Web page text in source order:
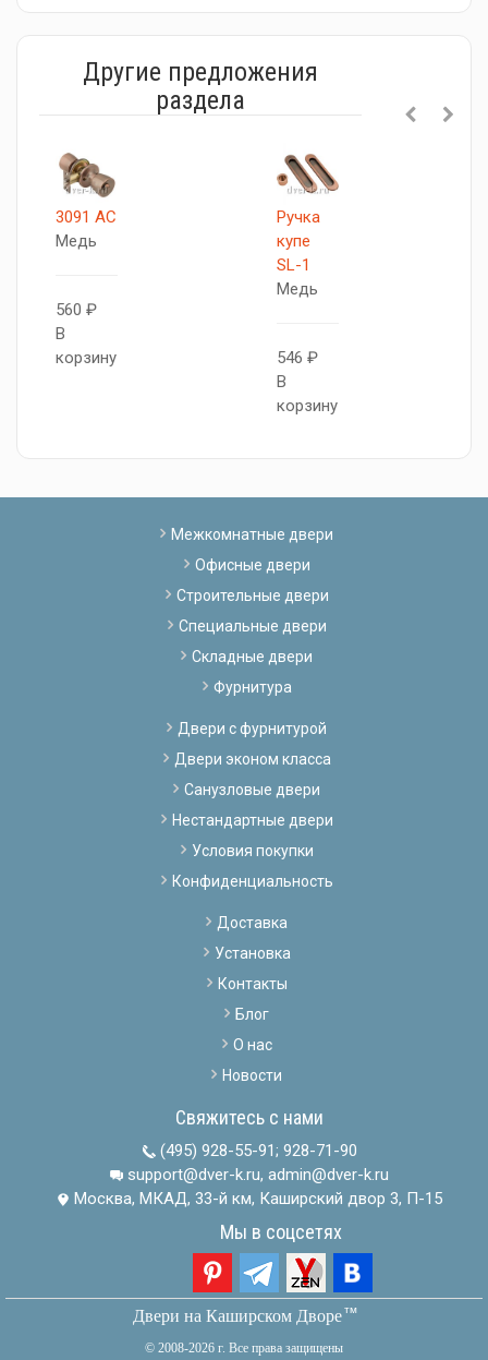
Другие предложения
раздела
3091 AC
Медь
560 ₽
В
корзину
Ручка
купе
SL-1
Медь
546 ₽
В
корзину
Межкомнатные двери
Офисные двери
Строительные двери
Специальные двери
Складные двери
Фурнитура
Двери с фурнитурой
Двери эконом класса
Санузловые двери
Нестандартные двери
Условия покупки
Конфиденциальность
Доставка
Установка
Контакты
Блог
О нас
Новости
Свяжитесь с нами
(495) 928-55-91; 928-71-90
support@dver-k.ru, admin@dver-k.ru
Москва, МКАД, 33-й км, Каширский двор 3, П-15
Мы в соцсетях
Двери на Каширском Дворетм
© 2008-2026 г. Все права защищены